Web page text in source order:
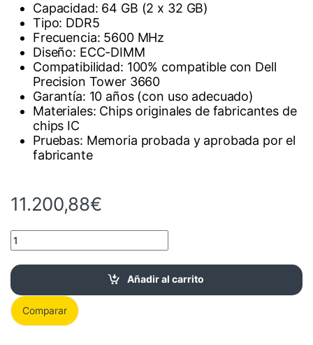
Capacidad: 64 GB (2 x 32 GB)
Tipo: DDR5
Frecuencia: 5600 MHz
Diseño: ECC-DIMM
Compatibilidad: 100% compatible con Dell
Precision Tower 3660
Garantía: 10 años (con uso adecuado)
Materiales: Chips originales de fabricantes de
chips IC
Pruebas: Memoria probada y aprobada por el
fabricante
11.200,88€
Kit RAM 64 GB (2x32 GB) DDR5 5600 MHz para Dell Precision
Añadir al carrito
Comparar